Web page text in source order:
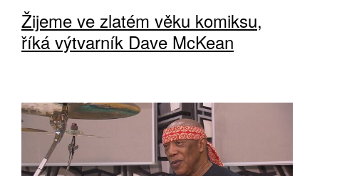
Žijeme ve zlatém věku komiksu,
říká výtvarník Dave McKean